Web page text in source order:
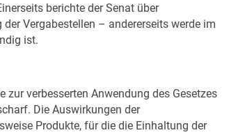
berichte der Senat über
Vergabestellen – andererseits werde im
ist.
verbesserten Anwendung des Gesetzes
Die Auswirkungen der
Produkte, für die die Einhaltung der